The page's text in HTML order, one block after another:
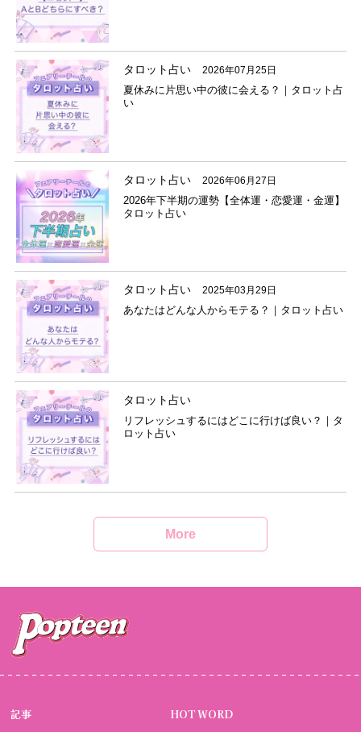
タロット占い 2026年07月25日
夏休みに片思い中の彼に会える？｜タロット占
い
タロット占い 2026年06月27日
2026年下半期の運勢【全体運・恋愛運・金運】
タロット占い
タロット占い 2025年03月29日
あなたはどんな人からモテる？｜タロット占い
タロット占い
リフレッシュするにはどこに行けば良い？｜タ
ロット占い
More
記事 HOT WORD